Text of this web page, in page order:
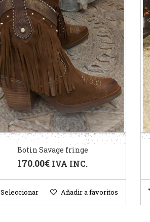
Botin Savage fringe
170.00€ IVA INC.
Seleccionar Añadir a favoritos